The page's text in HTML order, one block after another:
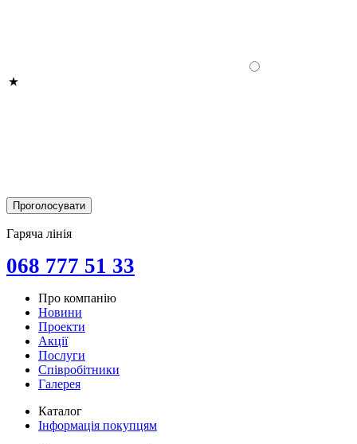
Гаряча лінія
068 777 51 33
Про компанію
Новини
Проекти
Акції
Послуги
Співробітники
Галерея
Каталог
Інформація покупцям